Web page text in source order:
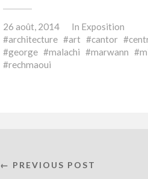
26 août, 2014 In Exposition
architecture
art cantor
george
malachi marwann
rechmaoui
← PREVIOUS POST